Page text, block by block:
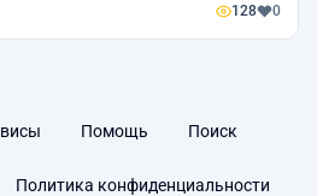
128 0
Помощь Поиск
Политика конфиденциальности